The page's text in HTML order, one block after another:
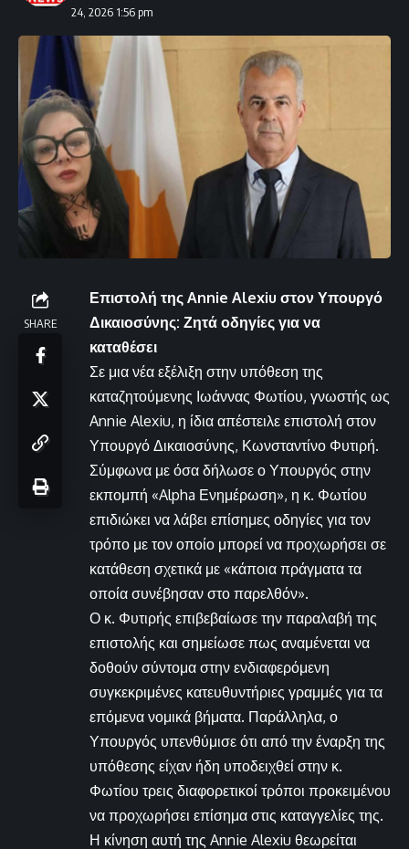
24, 2026 1:56 pm
SHARE
Επιστολή της Annie Alexiu στον Υπουργό
Δικαιοσύνης: Ζητά οδηγίες για να
καταθέσει
Σε μια νέα εξέλιξη στην υπόθεση της
καταζητούμενης Ιωάννας Φωτίου, γνωστής ως
Annie Alexiu, η ίδια απέστειλε επιστολή στον
Υπουργό Δικαιοσύνης, Κωνσταντίνο Φυτιρή.
Σύμφωνα με όσα δήλωσε ο Υπουργός στην
εκπομπή «Alpha Ενημέρωση», η κ. Φωτίου
επιδιώκει να λάβει επίσημες οδηγίες για τον
τρόπο με τον οποίο μπορεί να προχωρήσει σε
κατάθεση σχετικά με «κάποια πράγματα τα
οποία συνέβησαν στο παρελθόν».
Ο κ. Φυτιρής επιβεβαίωσε την παραλαβή της
επιστολής και σημείωσε πως αναμένεται να
δοθούν σύντομα στην ενδιαφερόμενη
συγκεκριμένες κατευθυντήριες γραμμές για τα
επόμενα νομικά βήματα. Παράλληλα, ο
Υπουργός υπενθύμισε ότι από την έναρξη της
υπόθεσης είχαν ήδη υποδειχθεί στην κ.
Φωτίου τρεις διαφορετικοί τρόποι προκειμένου
να προχωρήσει επίσημα στις καταγγελίες της.
Η κίνηση αυτή της Annie Alexiu θεωρείται